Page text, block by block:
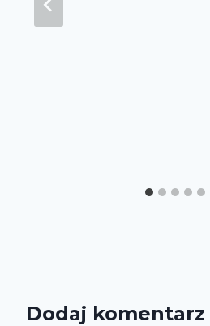
Dodaj komentarz